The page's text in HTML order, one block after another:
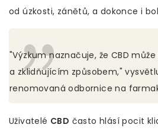
od úzkosti, zánětů, a dokonce i
"Výzkum naznačuje, že CBD
a zklidňujícím způsobem,"
renomovaná odbornice na
Uživatelé CBD často hlásí pocit